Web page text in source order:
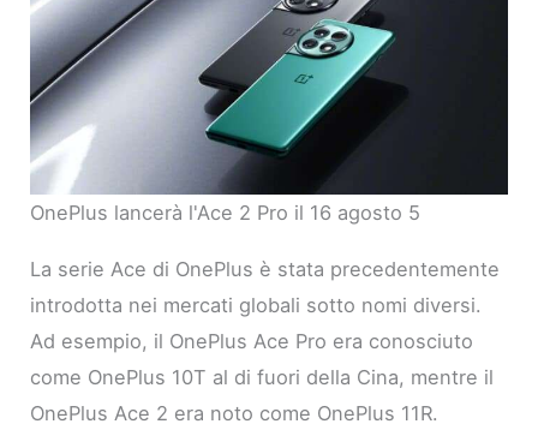
OnePlus lancerà l'Ace 2 Pro il 16 agosto 5
La serie Ace di OnePlus è stata precedentemente
introdotta nei mercati globali sotto nomi diversi.
Ad esempio, il OnePlus Ace Pro era conosciuto
come OnePlus 10T al di fuori della Cina, mentre il
OnePlus Ace 2 era noto come OnePlus 11R.